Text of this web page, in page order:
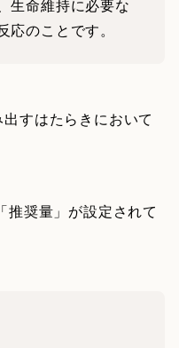
生命維持に必要な
のことです。
すはたらきにおいて
推奨量」が設定されて